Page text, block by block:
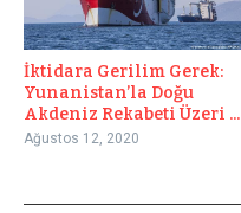
İktidara Gerilim Gerek:
Yunanistan’la Doğu
Akdeniz Rekabeti Üzeri ...
Ağustos 12, 2020